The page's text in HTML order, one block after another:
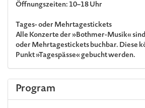
Öffnungszeiten: 10–18 Uhr
Tages- oder Mehrtagestickets
Alle Konzerte der »Bothmer-Musik« sind
oder Mehrtagestickets buchbar. Diese
Punkt »Tagespässe« gebucht werden.
Program